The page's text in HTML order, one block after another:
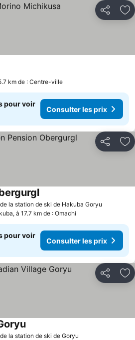
Partager
km de : Centre-ville
pour voir
Consulter les prix
Partager
la station de ski de Hakuba Goryu
à 17.7 km de : Omachi
pour voir
Consulter les prix
Partager
la station de ski de Goryu